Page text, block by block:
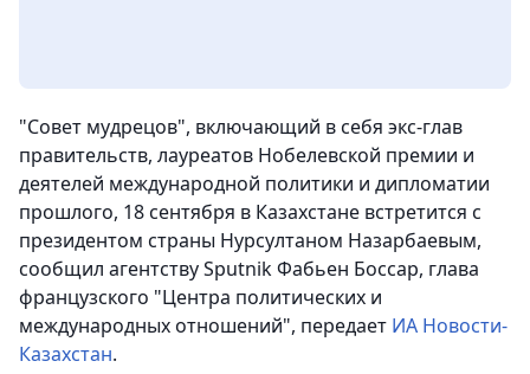
"Совет мудрецов", включающий в себя экс-глав
правительств, лауреатов Нобелевской премии и
деятелей международной политики и дипломатии
прошлого, 18 сентября в Казахстане встретится с
президентом страны Нурсултаном Назарбаевым,
сообщил агентству Sputnik Фабьен Боссар, глава
французского "Центра политических и
международных отношений", передает ИА Новости-
Казахстан.